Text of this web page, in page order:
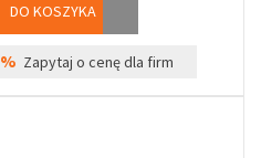
DO KOSZYKA
% Zapytaj o cenę dla firm